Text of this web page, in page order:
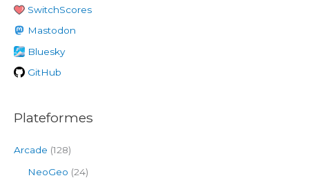
c
h
e
r
SwitchScores
Mastodon
Bluesky
GitHub
Plateformes
Arcade (128)
NeoGeo (24)